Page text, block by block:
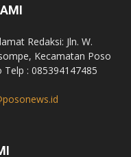
Redaksi: Jln. W.
Kecamatan Poso
: 085394147485